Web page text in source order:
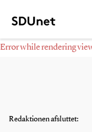
Error while rendering
Redaktionen afsluttet: